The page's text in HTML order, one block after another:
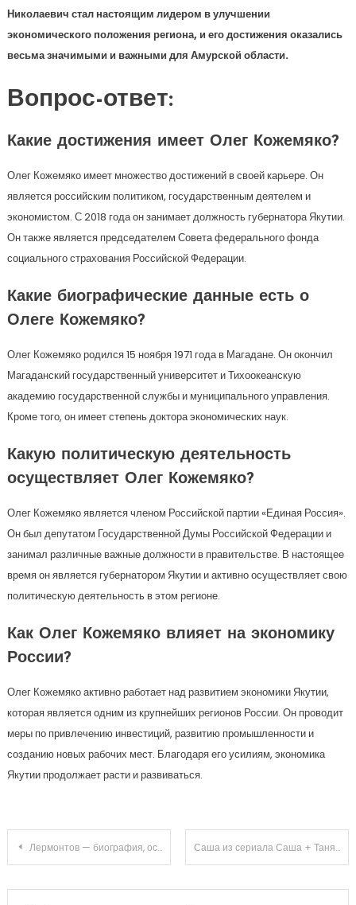
Николаевич стал настоящим лидером в улучшении
экономического положения региона, и его достижения оказались
весьма значимыми и важными для Амурской области.
Вопрос-ответ:
Какие достижения имеет Олег Кожемяко?
Олег Кожемяко имеет множество достижений в своей карьере. Он
является российским политиком, государственным деятелем и
экономистом. С 2018 года он занимает должность губернатора Якутии.
Он также является председателем Совета федерального фонда
социального страхования Российской Федерации.
Какие биографические данные есть о
Олеге Кожемяко?
Олег Кожемяко родился 15 ноября 1971 года в Магадане. Он окончил
Магаданский государственный университет и Тихоокеанскую
академию государственной службы и муниципального управления.
Кроме того, он имеет степень доктора экономических наук.
Какую политическую деятельность
осуществляет Олег Кожемяко?
Олег Кожемяко является членом Российской партии «Единая Россия».
Он был депутатом Государственной Думы Российской Федерации и
занимал различные важные должности в правительстве. В настоящее
время он является губернатором Якутии и активно осуществляет свою
политическую деятельность в этом регионе.
Как Олег Кожемяко влияет на экономику
России?
Олег Кожемяко активно работает над развитием экономики Якутии,
которая является одним из крупнейших регионов России. Он проводит
меры по привлечению инвестиций, развитию промышленности и
созданию новых рабочих мест. Благодаря его усилиям, экономика
Якутии продолжает расти и развиваться.
Навигация
по
Лермонтов — биография, основные события и достижения легко усваиваемы для учеников 8 класса Саша из сериала Саша + Таня — самая забавная и трогательная история биографии главной героини, которую нельзя пропустить!